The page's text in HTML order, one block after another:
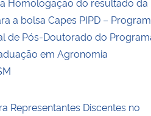
a bolsa Capes PIPD –
de Pós-Doutorado do
em Agronomia
Representantes Discentes no